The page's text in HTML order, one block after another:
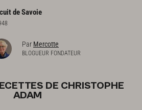
deSavoie
Par Mercotte
BLOGUEUR FONDATEUR
DE CHRISTOPHE
ADAM